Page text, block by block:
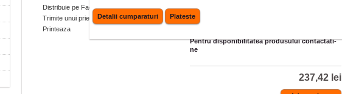
Detalii cumparaturi Plateste
Distribuie pe Facebook
Trimite unui prieten
Printeaza
Nu este in stoc, disponibil la comanda 15-25 zile
Pentru disponibilitatea produsului contactati-
ne
237,42 lei